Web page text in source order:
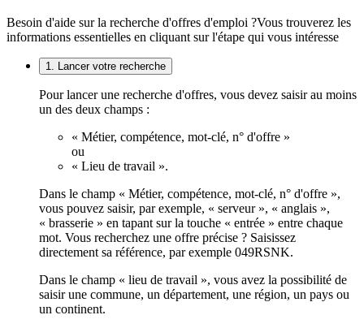
Besoin d'aide sur la recherche d'offres d'emploi ?Vous trouverez les
informations essentielles en cliquant sur l'étape qui vous intéresse
1. Lancer votre recherche
Pour lancer une recherche d'offres, vous devez saisir au moins
un des deux champs :
« Métier, compétence, mot-clé, n° d'offre »
ou
« Lieu de travail ».
Dans le champ « Métier, compétence, mot-clé, n° d'offre »,
vous pouvez saisir, par exemple, « serveur », « anglais »,
« brasserie » en tapant sur la touche « entrée » entre chaque
mot. Vous recherchez une offre précise ? Saisissez
directement sa référence, par exemple 049RSNK.
Dans le champ « lieu de travail », vous avez la possibilité de
saisir une commune, un département, une région, un pays ou
un continent.